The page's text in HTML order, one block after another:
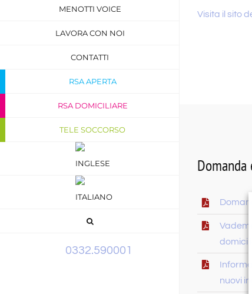
MENOTTI VOICE
LAVORA CON NOI
CONTATTI
RSA APERTA
RSA DOMICILIARE
TELE SOCCORSO
0332.590001
Visita il sito
nuovi